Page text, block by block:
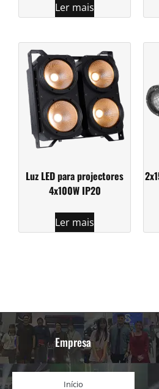
Ler mais
Luz LED para projectores
4x100W IP20
Ler mais
Empresa
Início